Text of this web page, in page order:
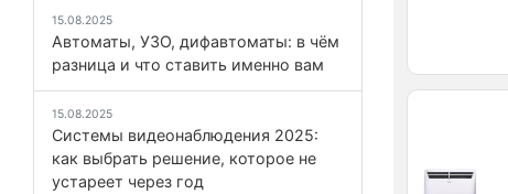
15.08.2025
Автоматы, УЗО, дифавтоматы: в чём
разница и что ставить именно вам
15.08.2025
Системы видеонаблюдения 2025:
как выбрать решение, которое не
устареет через год